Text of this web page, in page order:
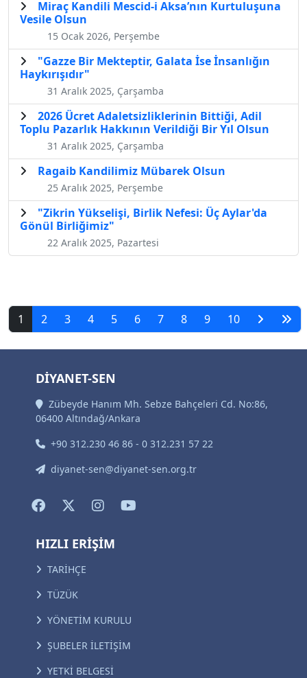
Miraç Kandili Mescid-i Aksa’nın Kurtuluşuna
Vesile Olsun
15 Ocak 2026, Perşembe
"Gazze Bir Mekteptir, Galata İse İnsanlığın
Haykırışıdır"
31 Aralık 2025, Çarşamba
2026 Ücret Adaletsizliklerinin Bittiği, Adil
Toplu Pazarlık Hakkının Verildiği Bir Yıl Olsun
31 Aralık 2025, Çarşamba
Ragaib Kandilimiz Mübarek Olsun
25 Aralık 2025, Perşembe
"Zikrin Yükselişi, Birlik Nefesi: Üç Aylar'da
Gönül Birliğimiz"
22 Aralık 2025, Pazartesi
1 2 3 4 5 6 7 8 9 10
DİYANET-SEN
Zübeyde Hanım Mh. Sebze Bahçeleri Cd. No:86,
06400 Altındağ/Ankara
+90 312.230 46 86 - 0 312.231 57 22
diyanet-sen@diyanet-sen.org.tr
HIZLI ERİŞİM
TARİHÇE
TÜZÜK
YÖNETİM KURULU
ŞUBELER İLETİŞİM
YETKİ BELGESİ